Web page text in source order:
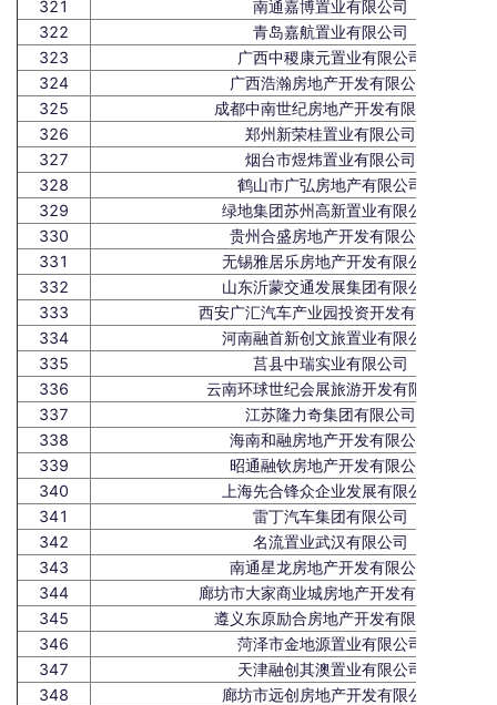
321
南通嘉博置业有限公司
322
青岛嘉航置业有限公司
323
广西中稷康元置业有限公司
324
广西浩瀚房地产开发有限公司
325
成都中南世纪房地产开发有限公司
326
郑州新荣桂置业有限公司
327
烟台市煜炜置业有限公司
328
鹤山市广弘房地产有限公司
329
绿地集团苏州高新置业有限公司
330
贵州合盛房地产开发有限公司
331
无锡雅居乐房地产开发有限公司
332
山东沂蒙交通发展集团有限公司
333
西安广汇汽车产业园投资开发有限公司
334
河南融首新创文旅置业有限公司
335
莒县中瑞实业有限公司
336
云南环球世纪会展旅游开发有限公司
337
江苏隆力奇集团有限公司
338
海南和融房地产开发有限公司
339
昭通融钦房地产开发有限公司
340
上海先合锋众企业发展有限公司
341
雷丁汽车集团有限公司
342
名流置业武汉有限公司
343
南通星龙房地产开发有限公司
344
廊坊市大家商业城房地产开发有限公司
345
遵义东原励合房地产开发有限公司
346
菏泽市金地源置业有限公司
347
天津融创其澳置业有限公司
348
廊坊市远创房地产开发有限公司